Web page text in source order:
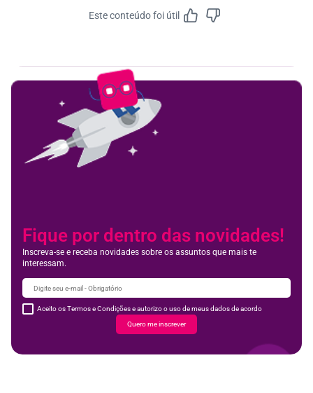
Este conteúdo foi útil
Fique por dentro das novidades!
Inscreva-se e receba novidades sobre os assuntos que mais te
interessam.
Aceito os Termos e Condições e autorizo o uso de meus dados de acordo
Quero me inscrever